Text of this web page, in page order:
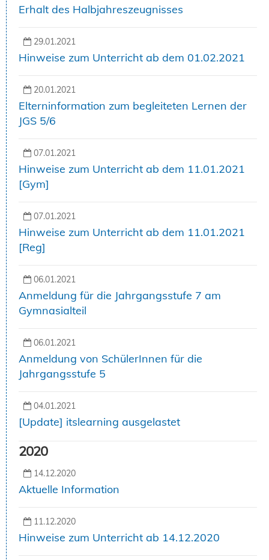
Erhalt des Halbjahreszeugnisses
29.01.2021
Hinweise zum Unterricht ab dem 01.02.2021
20.01.2021
Elterninformation zum begleiteten Lernen der
JGS 5/6
07.01.2021
Hinweise zum Unterricht ab dem 11.01.2021
[Gym]
07.01.2021
Hinweise zum Unterricht ab dem 11.01.2021
[Reg]
06.01.2021
Anmeldung für die Jahrgangsstufe 7 am
Gymnasialteil
06.01.2021
Anmeldung von SchülerInnen für die
Jahrgangsstufe 5
04.01.2021
[Update] itslearning ausgelastet
2020
14.12.2020
Aktuelle Information
11.12.2020
Hinweise zum Unterricht ab 14.12.2020